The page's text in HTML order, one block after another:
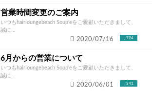
営業時間変更のご案内
いつもhairloungebeach Soup'eをご愛顧いただきまして、
誠に...
794
2020/07/16
6月からの営業について
いつもhairloungebeach Soup'eをご愛顧いただきまして、
誠に...
341
2020/06/01